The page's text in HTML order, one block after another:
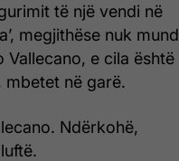
të një vendi në
megjithëse nuk mund
Vallecano, e cila është
mbetet në garë.
Ndërkohë,